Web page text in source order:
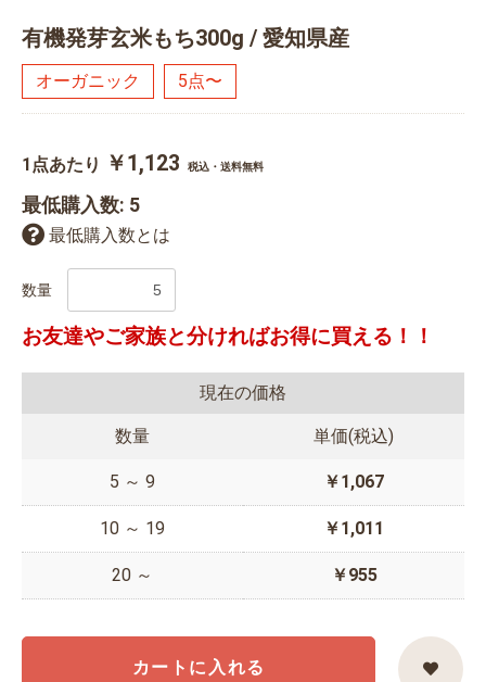
有機発芽玄米もち300g / 愛知県産
オーガニック 5点〜
1点あたり ￥1,123 税込・送料無料
最低購入数: 5
最低購入数とは
数量
お友達やご家族と分ければお得に買える！！
現在の価格
数量 単価(税込)
5 ～ 9 ￥1,067
10 ～ 19 ￥1,011
20 ～ ￥955
カートに入れる